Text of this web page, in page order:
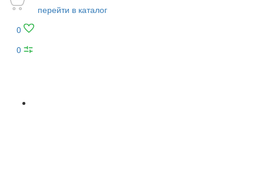
перейти в каталог
0
0